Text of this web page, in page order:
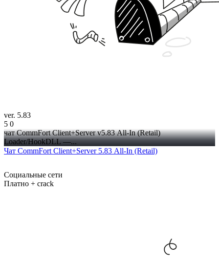
ver. 5.83
5 0
чат CommFort Client+Server v5.83 All-In (Retail)
Loader/HookDLL —...
Чат CommFort Client+Server 5.83 All-In (Retail)
Социальные сети
Платно + crack